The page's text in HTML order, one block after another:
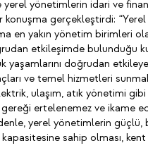
yerel yönetimlerin idari ve
konuşma gerçekleştirdi: “Yerel
en yakın yönetim birimleri
etkileşimde bulunduğu
yaşamlarını doğrudan
ve temel hizmetleri
ulaşım, atık yönetimi
ertelenemez ve ikame
yerel yönetimlerin güçlü,
sahip olması, kent